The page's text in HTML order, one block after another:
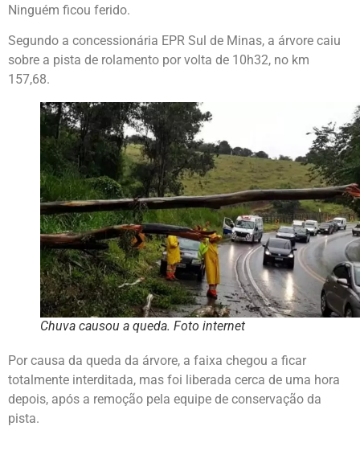
Ninguém ficou ferido.
Segundo a concessionária EPR Sul de Minas, a árvore caiu
sobre a pista de rolamento por volta de 10h32, no km
157,68.
Chuva causou a queda. Foto internet
Por causa da queda da árvore, a faixa chegou a ficar
totalmente interditada, mas foi liberada cerca de uma hora
depois, após a remoção pela equipe de conservação da
pista.